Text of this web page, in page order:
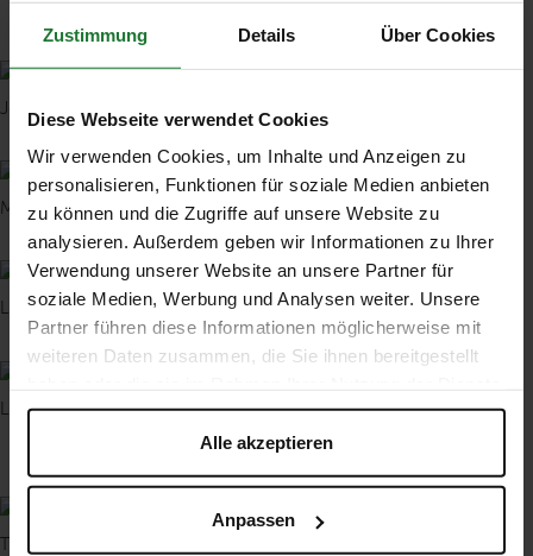
Zustimmung Details Über Cookies
Diese Webseite verwendet Cookies
Wir verwenden Cookies, um Inhalte und Anzeigen zu
personalisieren, Funktionen für soziale Medien anbieten
zu können und die Zugriffe auf unsere Website zu
analysieren. Außerdem geben wir Informationen zu Ihrer
Verwendung unserer Website an unsere Partner für
soziale Medien, Werbung und Analysen weiter. Unsere
Partner führen diese Informationen möglicherweise mit
weiteren Daten zusammen, die Sie ihnen bereitgestellt
gesammelt haben. Sie geben Einwilligung zu unseren
Cookies, wenn Sie unsere Webseite weiterhin nutzen.
Alle akzeptieren
Anpassen
Jonas Zehnle
Michael Moser Allrounder im Garten- und Landschaftsbau
Lukas KrampfZuarbeit in Pflanz- und Pflegekolonne
Lukas HugFacharbeiter im Garten- und Landschaftsbau
Thomas Maier